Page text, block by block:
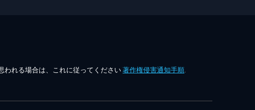
われる場合は、これに従ってください著作権侵害通知手順.